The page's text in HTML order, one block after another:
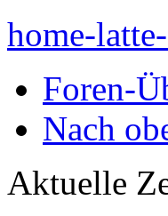
home-
Foren-
Nach
Aktuelle